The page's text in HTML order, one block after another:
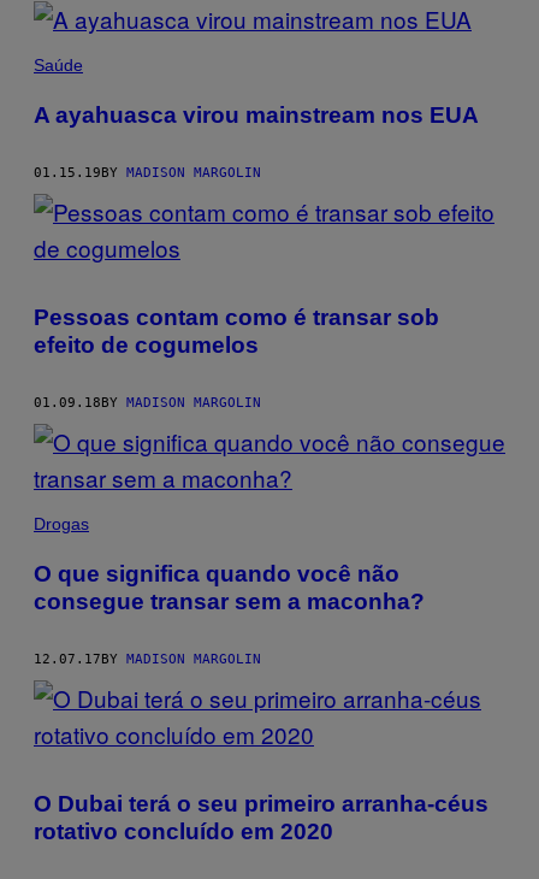
POSTS
BY
THIS
Saúde
A ayahuasca virou mainstream nos EUA
01.15.19BY MADISON MARGOLIN
Pessoas contam como é transar sob
efeito de cogumelos
01.09.18BY MADISON MARGOLIN
Drogas
O que significa quando você não
consegue transar sem a maconha?
12.07.17BY MADISON MARGOLIN
O Dubai terá o seu primeiro arranha-céus
rotativo concluído em 2020